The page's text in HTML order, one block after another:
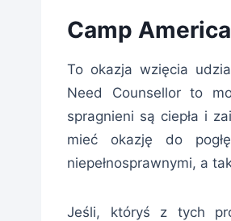
Camp
To okazja wzięcia
Need Counsellor to
spragnieni są ciepła i
mieć okazję do
niepełnosprawnymi, a
Jeśli, któryś z tych